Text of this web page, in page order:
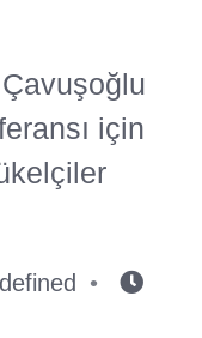
için